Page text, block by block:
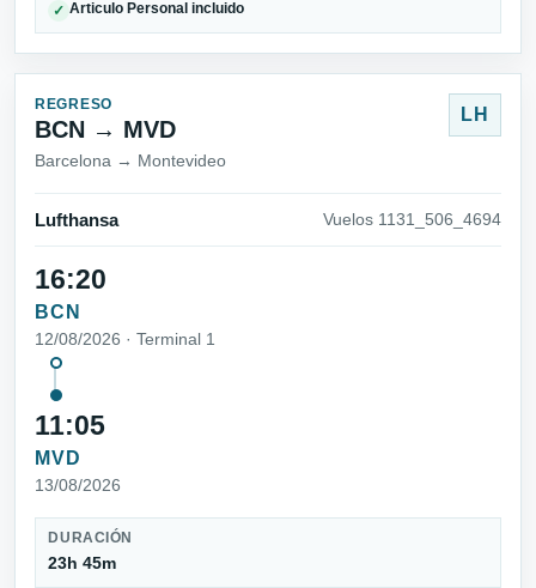
✓ Articulo Personal incluido
REGRESO
BCN → MVD
Barcelona → Montevideo
LH
Lufthansa Vuelos 1131_506_4694
16:20
BCN
12/08/2026 · Terminal 1
11:05
MVD
13/08/2026
DURACIÓN
23h 45m